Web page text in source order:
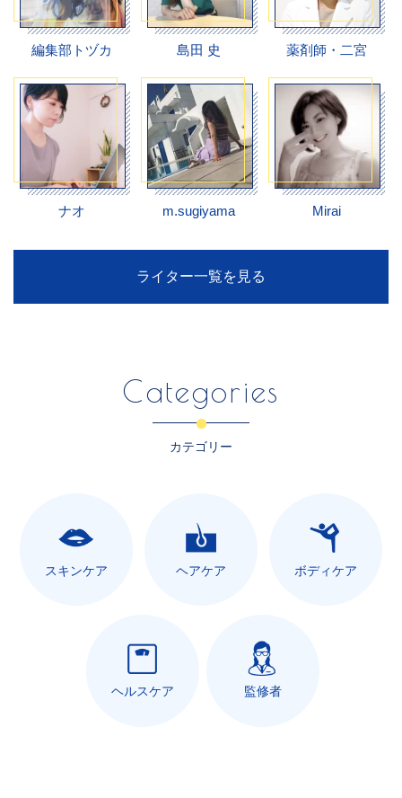
編集部トヅカ 島田 史 薬剤師・二宮
ナオ m.sugiyama Mirai
ライター一覧を見る
Categories
カテゴリー
スキンケア ヘアケア ボディケア
ヘルスケア 監修者